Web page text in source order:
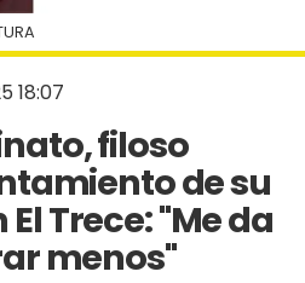
18:07
filoso
de su
Trece: "Me da
menos"